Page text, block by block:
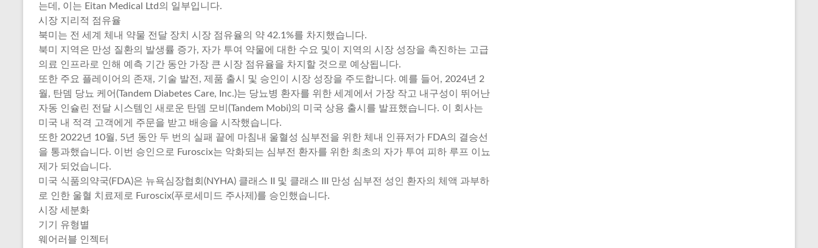
는데, 이는 Eitan Medical Ltd의 일부입니다.
시장 지리적 점유율
북미는 전 세계 체내 약물 전달 장치 시장 점유율의 약 42.1%를 차지했습니다.
북미 지역은 만성 질환의 발생률 증가, 자가 투여 약물에 대한 수요 및이 지역의 시장 성장을 촉진하는 고급
의료 인프라로 인해 예측 기간 동안 가장 큰 시장 점유율을 차지할 것으로 예상됩니다.
또한 주요 플레이어의 존재, 기술 발전, 제품 출시 및 승인이 시장 성장을 주도합니다. 예를 들어, 2024년 2
월, 탄뎀 당뇨 케어(Tandem Diabetes Care, Inc.)는 당뇨병 환자를 위한 세계에서 가장 작고 내구성이 뛰어난
자동 인슐린 전달 시스템인 새로운 탄뎀 모비(Tandem Mobi)의 미국 상용 출시를 발표했습니다. 이 회사는
미국 내 적격 고객에게 주문을 받고 배송을 시작했습니다.
또한 2022년 10월, 5년 동안 두 번의 실패 끝에 마침내 울혈성 심부전을 위한 체내 인퓨저가 FDA의 결승선
을 통과했습니다. 이번 승인으로 Furoscix는 악화되는 심부전 환자를 위한 최초의 자가 투여 피하 루프 이뇨
제가 되었습니다.
미국 식품의약국(FDA)은 뉴욕심장협회(NYHA) 클래스 II 및 클래스 III 만성 심부전 성인 환자의 체액 과부하
로 인한 울혈 치료제로 Furoscix(푸로세미드 주사제)를 승인했습니다.
시장 세분화
기기 유형별
웨어러블 인젝터